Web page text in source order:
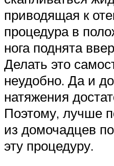
приводящая к
процедура в
нога поднята
Делать это
неудобно. Да и
натяжения
Поэтому, лучше
из домочадцев
эту процедуру.